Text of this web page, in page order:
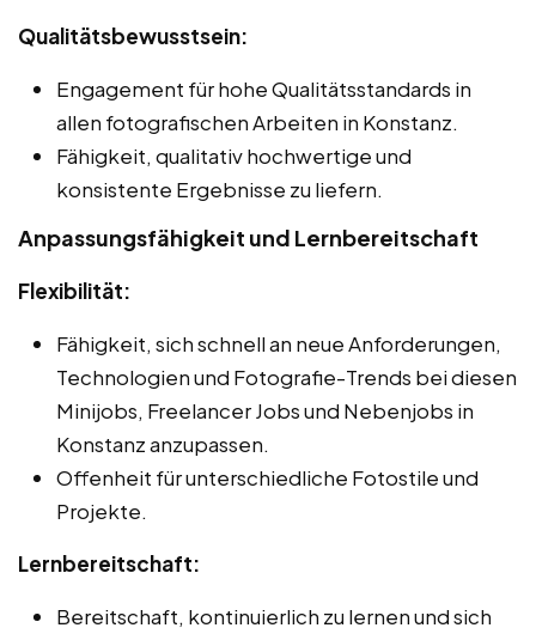
Qualitätsbewusstsein:
Engagement für hohe Qualitätsstandards in
allen fotografischen Arbeiten in Konstanz.
Fähigkeit, qualitativ hochwertige und
konsistente Ergebnisse zu liefern.
Anpassungsfähigkeit und Lernbereitschaft
Flexibilität:
Fähigkeit, sich schnell an neue Anforderungen,
Technologien und Fotografie-Trends bei diesen
Minijobs, Freelancer Jobs und Nebenjobs in
Konstanz anzupassen.
Offenheit für unterschiedliche Fotostile und
Projekte.
Lernbereitschaft:
Bereitschaft, kontinuierlich zu lernen und sich